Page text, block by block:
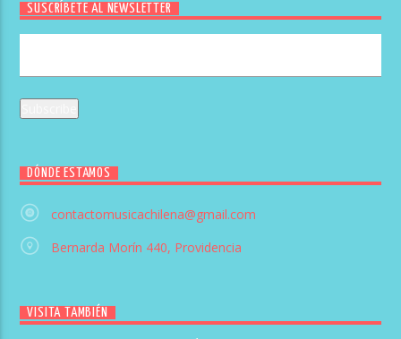
SUSCRÍBETE AL NEWSLETTER
DÓNDE ESTAMOS
contactomusicachilena@gmail.com
Bernarda Morín 440, Providencia
VISITA TAMBIÉN